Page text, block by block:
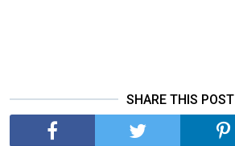
SHARE THIS POST